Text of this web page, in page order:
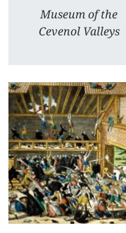
Museum of the
Cevenol Valleys